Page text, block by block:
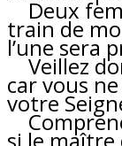
Deux
train de
l’une sera
Veillez
car vous
votre